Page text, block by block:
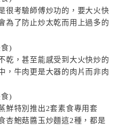
很考驗師傅炒功的，要大火快
為了防止炒太乾而用上過多的
乾，甚至能感受到大火快炒的
，牛肉更是大器的肉片而非肉
鮮特別推出2套素食專用套
杏鮑菇醬玉炒麵這2種，都是